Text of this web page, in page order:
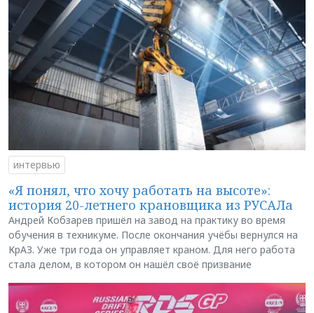
интервью
«Я понял, что хочу работать на высоте»:
история 20-летнего крановщика из РУСАЛа
Андрей Кобзарев пришёл на завод на практику во время
обучения в техникуме. После окончания учёбы вернулся на
КрАЗ. Уже три года он управляет краном. Для него работа
стала делом, в котором он нашёл своё призвание